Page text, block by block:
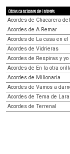
Otras canciones de interés
Acordes de Chacarera
Acordes de A Remar
Acordes de La casa en el
Acordes de Vidrieras
Acordes de Respiras y yo
Acordes de En la otra
Acordes de Milionaria
Acordes de Vamos a
Acordes de Tema de Lara
Acordes de Terrenal